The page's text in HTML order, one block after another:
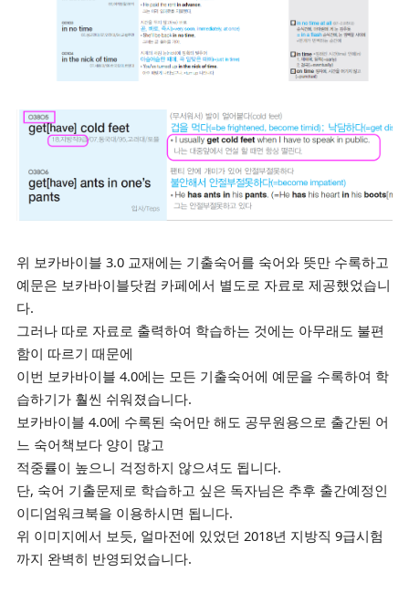
위 보카바이블 3.0 교재에는 기출숙어를 숙어와 뜻만 수록하고
예문은 보카바이블닷컴 카페에서 별도로 자료로 제공했었습니
다.
그러나 따로 자료로 출력하여 학습하는 것에는 아무래도 불편
함이 따르기 때문에
이번 보카바이블 4.0에는 모든 기출숙어에 예문을 수록하여 학
습하기가 훨씬 쉬워졌습니다.
보카바이블 4.0에 수록된 숙어만 해도 공무원용으로 출간된 어
느 숙어책보다 양이 많고
적중률이 높으니 걱정하지 않으셔도 됩니다.
단, 숙어 기출문제로 학습하고 싶은 독자님은 추후 출간예정인
이디엄워크북을 이용하시면 됩니다.
위 이미지에서 보듯, 얼마전에 있었던 2018년 지방직 9급시험
까지 완벽히 반영되었습니다.